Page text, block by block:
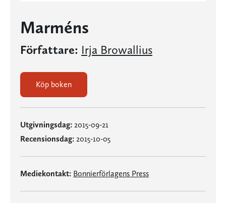
Marméns
Författare: Irja Browallius
Köp boken
Utgivningsdag: 2015-09-21
Recensionsdag: 2015-10-05
Mediekontakt: Bonnierförlagens Press